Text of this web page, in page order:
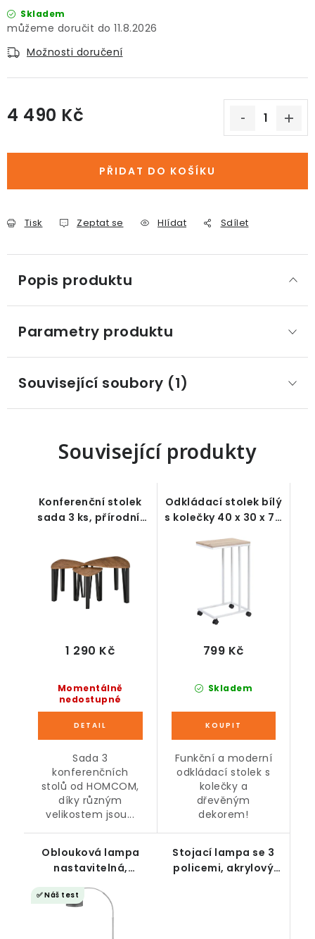
Skladem
11.8.2026
Možnosti doručení
4 490 Kč
PŘIDAT DO KOŠÍKU
Tisk Zeptat se Hlídat Sdílet
Popis produktu
Parametry produktu
Související soubory (1)
Související produkty
Konferenční stolek
sada 3 ks, přírodní,
Momentálně
nedostupné
1 290 Kč
Sada 3
konferenčních
stolů od HOMCOM,
díky různým
velikostem jsou...
Odkládací stolek bílý
s kolečky 40 x 30 x 70
Skladem
799 Kč
Funkční a moderní
odkládací stolek s
kolečky a
dřevěným
dekorem!
Oblouková lampa
nastavitelná,
✅ Náš test
Stojací lampa se 3
policemi, akrylový